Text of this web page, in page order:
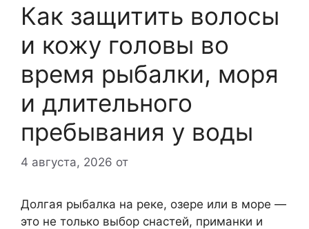
Как защитить волосы
и кожу головы во
время рыбалки, моря
и длительного
пребывания у воды
4 августа, 2026 от
Долгая рыбалка на реке, озере или в море —
это не только выбор снастей, приманки и